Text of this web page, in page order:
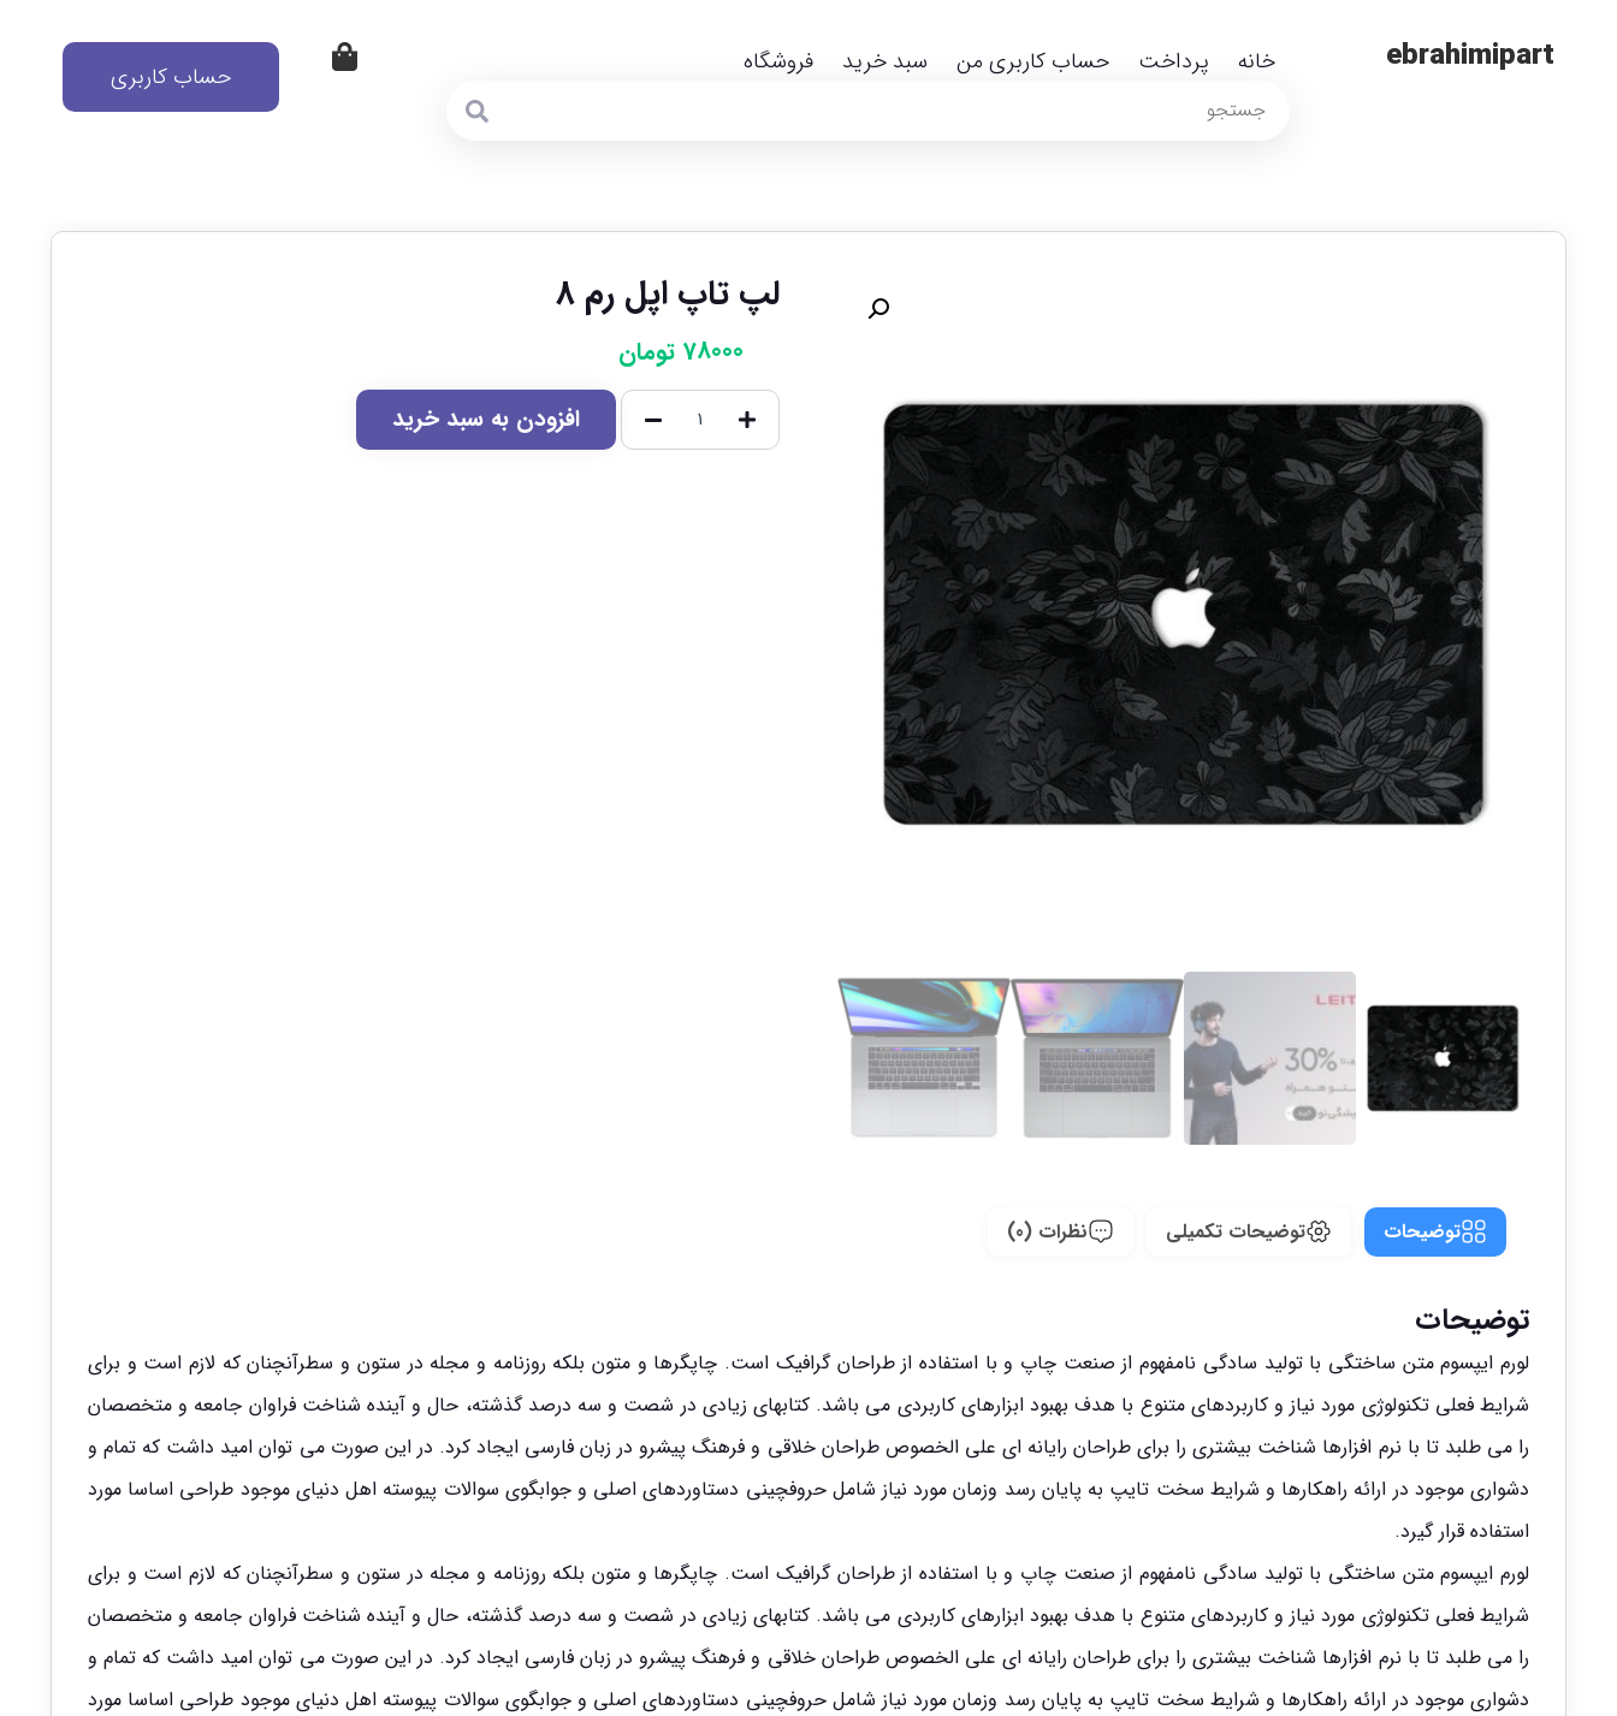
ebrahimipart خانه پرداخت حساب کاربری من سبد خرید فروشگاه حساب کاربری
لپ تاپ اپل رم 8
78000 تومان
افزودن به سبد خرید
توضیحات توضیحات تکمیلی نظرات (0)
توضیحات
لورم ایپسوم متن ساختگی با تولید سادگی نامفهوم از صنعت چاپ و با استفاده از طراحان گرافیک است. چاپگرها و متون بلکه روزنامه و مجله در ستون و سطرآنچنان که لازم است و برای
شرایط فعلی تکنولوژی مورد نیاز و کاربردهای متنوع با هدف بهبود ابزارهای کاربردی می باشد. کتابهای زیادی در شصت و سه درصد گذشته، حال و آینده شناخت فراوان جامعه و متخصصان
را می طلبد تا با نرم افزارها شناخت بیشتری را برای طراحان رایانه ای علی الخصوص طراحان خلاقی و فرهنگ پیشرو در زبان فارسی ایجاد کرد. در این صورت می توان امید داشت که تمام و
دشواری موجود در ارائه راهکارها و شرایط سخت تایپ به پایان رسد وزمان مورد نیاز شامل حروفچینی دستاوردهای اصلی و جوابگوی سوالات پیوسته اهل دنیای موجود طراحی اساسا مورد
استفاده قرار گیرد.
لورم ایپسوم متن ساختگی با تولید سادگی نامفهوم از صنعت چاپ و با استفاده از طراحان گرافیک است. چاپگرها و متون بلکه روزنامه و مجله در ستون و سطرآنچنان که لازم است و برای
شرایط فعلی تکنولوژی مورد نیاز و کاربردهای متنوع با هدف بهبود ابزارهای کاربردی می باشد. کتابهای زیادی در شصت و سه درصد گذشته، حال و آینده شناخت فراوان جامعه و متخصصان
را می طلبد تا با نرم افزارها شناخت بیشتری را برای طراحان رایانه ای علی الخصوص طراحان خلاقی و فرهنگ پیشرو در زبان فارسی ایجاد کرد. در این صورت می توان امید داشت که تمام و
دشواری موجود در ارائه راهکارها و شرایط سخت تایپ به پایان رسد وزمان مورد نیاز شامل حروفچینی دستاوردهای اصلی و جوابگوی سوالات پیوسته اهل دنیای موجود طراحی اساسا مورد